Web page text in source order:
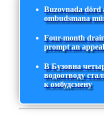
Buzovnada dörd
ombudsmana
Four-month
prompt an
В Бузовна
водоотводу
к омбудсмену